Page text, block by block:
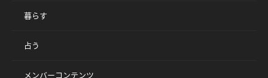
暮らす
占う
メンバーコンテンツ